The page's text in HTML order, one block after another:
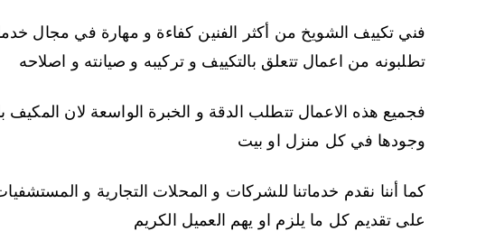
فني تكييف الشويخ من أكثر الفنين كفاءة و مهارة في مجال
تطلبونه من اعمال تتعلق بالتكييف و تركيبه و صيانته و اصلاحه
فجميع هذه الاعمال تتطلب الدقة و الخبرة الواسعة لان المكيف
وجودها في كل منزل او بيت
كما أننا نقدم خدماتنا للشركات و المحلات التجارية و
على تقديم كل ما يلزم او يهم العميل الكريم